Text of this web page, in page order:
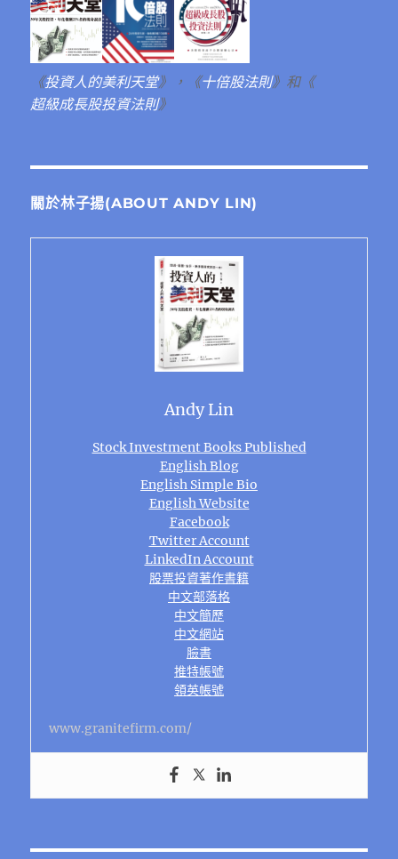
《投資人的美利天堂》，《十倍股法則》和《
超級成長股投資法則》
關於林子揚(ABOUT ANDY LIN)
Andy Lin
Stock Investment Books Published
English Blog
English Simple Bio
English Website
Facebook
Twitter Account
LinkedIn Account
股票投資著作書籍
中文部落格
中文簡歷
中文網站
臉書
推特帳號
領英帳號
www.granitefirm.com/